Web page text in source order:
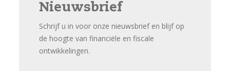
Nieuwsbrief
Schrijf u in voor onze nieuwsbrief en blijf op
de hoogte van financiële en fiscale
ontwikkelingen.